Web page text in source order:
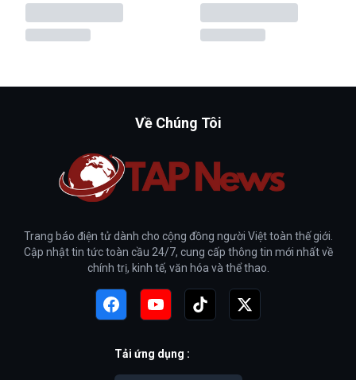
Về Chúng Tôi
Trang báo điện tử dành cho cộng đồng người Việt toàn thế giới.
Cập nhật tin tức toàn cầu 24/7, cung cấp thông tin mới nhất về
chính trị, kinh tế, văn hóa và thể thao.
Tải ứng dụng :